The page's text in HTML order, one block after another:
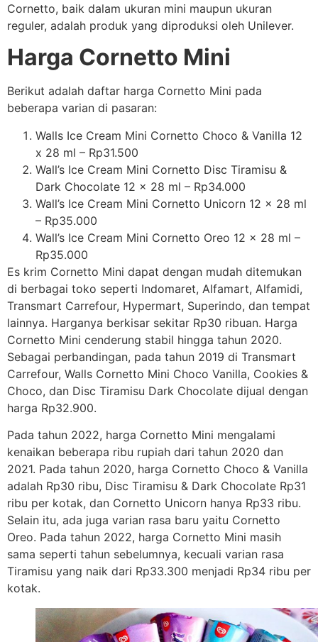
Cornetto, baik dalam ukuran mini maupun ukuran
reguler, adalah produk yang diproduksi oleh Unilever.
Harga Cornetto Mini
Berikut adalah daftar harga Cornetto Mini pada
beberapa varian di pasaran:
Walls Ice Cream Mini Cornetto Choco & Vanilla 12
x 28 ml – Rp31.500
Wall’s Ice Cream Mini Cornetto Disc Tiramisu &
Dark Chocolate 12 x 28 ml – Rp34.000
Wall’s Ice Cream Mini Cornetto Unicorn 12 x 28 ml
– Rp35.000
Wall’s Ice Cream Mini Cornetto Oreo 12 x 28 ml –
Rp35.000
Es krim Cornetto Mini dapat dengan mudah ditemukan
di berbagai toko seperti Indomaret, Alfamart, Alfamidi,
Transmart Carrefour, Hypermart, Superindo, dan tempat
lainnya. Harganya berkisar sekitar Rp30 ribuan. Harga
Cornetto Mini cenderung stabil hingga tahun 2020.
Sebagai perbandingan, pada tahun 2019 di Transmart
Carrefour, Walls Cornetto Mini Choco Vanilla, Cookies &
Choco, dan Disc Tiramisu Dark Chocolate dijual dengan
harga Rp32.900.
Pada tahun 2022, harga Cornetto Mini mengalami
kenaikan beberapa ribu rupiah dari tahun 2020 dan
2021. Pada tahun 2020, harga Cornetto Choco & Vanilla
adalah Rp30 ribu, Disc Tiramisu & Dark Chocolate Rp31
ribu per kotak, dan Cornetto Unicorn hanya Rp33 ribu.
Selain itu, ada juga varian rasa baru yaitu Cornetto
Oreo. Pada tahun 2022, harga Cornetto Mini masih
sama seperti tahun sebelumnya, kecuali varian rasa
Tiramisu yang naik dari Rp33.300 menjadi Rp34 ribu per
kotak.